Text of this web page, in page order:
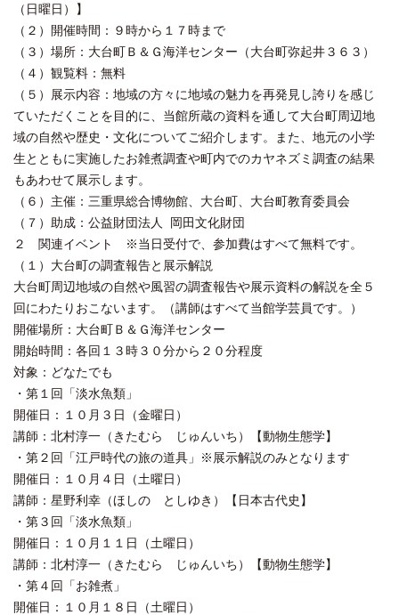
（日曜日）】
（２）開催時間：９時から１７時まで
（３）場所：大台町Ｂ＆Ｇ海洋センター（大台町弥起井３６３）
（４）観覧料：無料
（５）展示内容：地域の方々に地域の魅力を再発見し誇りを感じ
ていただくことを目的に、当館所蔵の資料を通して大台町周辺地
域の自然や歴史・文化についてご紹介します。また、地元の小学
生とともに実施したお雑煮調査や町内でのカヤネズミ調査の結果
もあわせて展示します。
（６）主催：三重県総合博物館、大台町、大台町教育委員会
（７）助成：公益財団法人 岡田文化財団
２ 関連イベント ※当日受付で、参加費はすべて無料です。
（１）大台町の調査報告と展示解説
大台町周辺地域の自然や風習の調査報告や展示資料の解説を全５
回にわたりおこないます。（講師はすべて当館学芸員です。）
開催場所：大台町Ｂ＆Ｇ海洋センター
開始時間：各回１３時３０分から２０分程度
対象：どなたでも
・第１回「淡水魚類」
開催日：１０月３日（金曜日）
講師：北村淳一（きたむら じゅんいち）【動物生態学】
・第２回「江戸時代の旅の道具」※展示解説のみとなります
開催日：１０月４日（土曜日）
講師：星野利幸（ほしの としゆき）【日本古代史】
・第３回「淡水魚類」
開催日：１０月１１日（土曜日）
講師：北村淳一（きたむら じゅんいち）【動物生態学】
・第４回「お雑煮」
開催日：１０月１８日（土曜日）